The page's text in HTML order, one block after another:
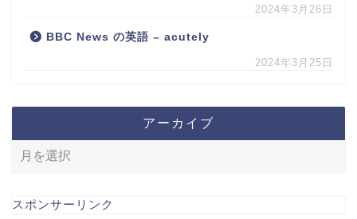
2024年3月26日
BBC News の英語 – acutely
2024年3月25日
アーカイブ
スポンサーリンク